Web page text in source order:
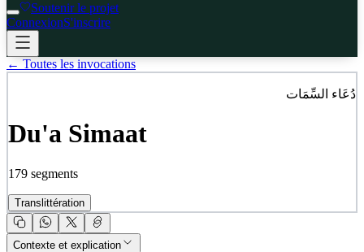
Soutenir le projet
ConnexionS'inscrire
← Toutes les invocations
دُعَاء السِّمَات
Du'a Simaat
179 segments
Translittération
Contexte et explication